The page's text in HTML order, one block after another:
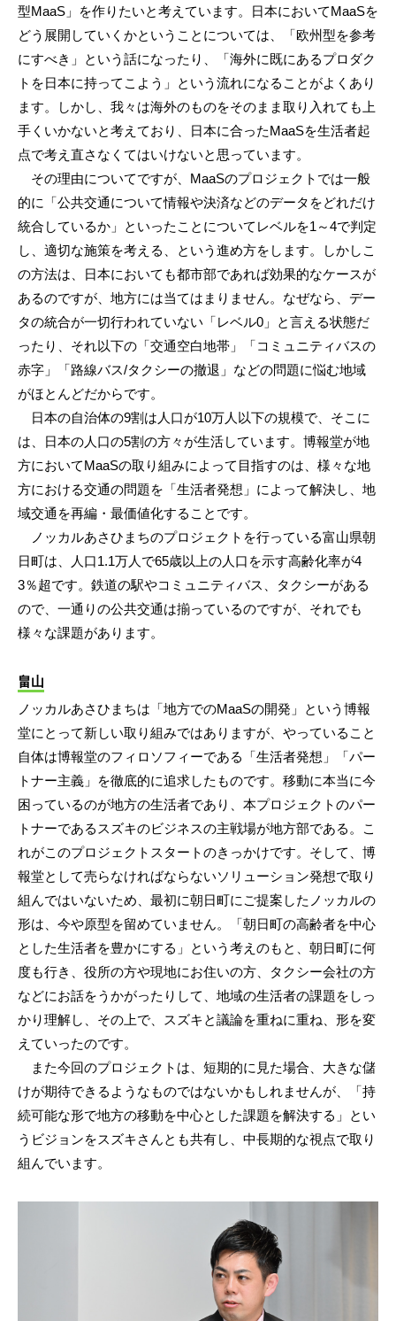
型MaaS」を作りたいと考えています。日本においてMaaSを
どう展開していくかということについては、「欧州型を参考
にすべき」という話になったり、「海外に既にあるプロダク
トを日本に持ってこよう」という流れになることがよくあり
ます。しかし、我々は海外のものをそのまま取り入れても上
手くいかないと考えており、日本に合ったMaaSを生活者起
点で考え直さなくてはいけないと思っています。
その理由についてですが、MaaSのプロジェクトでは一般
的に「公共交通について情報や決済などのデータをどれだけ
統合しているか」といったことについてレベルを1～4で判定
し、適切な施策を考える、という進め方をします。しかしこ
の方法は、日本においても都市部であれば効果的なケースが
あるのですが、地方には当てはまりません。なぜなら、デー
タの統合が一切行われていない「レベル0」と言える状態だ
ったり、それ以下の「交通空白地帯」「コミュニティバスの
赤字」「路線バス/タクシーの撤退」などの問題に悩む地域
がほとんどだからです。
日本の自治体の9割は人口が10万人以下の規模で、そこに
は、日本の人口の5割の方々が生活しています。博報堂が地
方においてMaaSの取り組みによって目指すのは、様々な地
方における交通の問題を「生活者発想」によって解決し、地
域交通を再編・最価値化することです。
ノッカルあさひまちのプロジェクトを行っている富山県朝
日町は、人口1.1万人で65歳以上の人口を示す高齢化率が4
3％超です。鉄道の駅やコミュニティバス、タクシーがある
ので、一通りの公共交通は揃っているのですが、それでも
様々な課題があります。
畠山
ノッカルあさひまちは「地方でのMaaSの開発」という博報
堂にとって新しい取り組みではありますが、やっていること
自体は博報堂のフィロソフィーである「生活者発想」「パー
トナー主義」を徹底的に追求したものです。移動に本当に今
困っているのが地方の生活者であり、本プロジェクトのパー
トナーであるスズキのビジネスの主戦場が地方部である。こ
れがこのプロジェクトスタートのきっかけです。そして、博
報堂として売らなければならないソリューション発想で取り
組んではいないため、最初に朝日町にご提案したノッカルの
形は、今や原型を留めていません。「朝日町の高齢者を中心
とした生活者を豊かにする」という考えのもと、朝日町に何
度も行き、役所の方や現地にお住いの方、タクシー会社の方
などにお話をうかがったりして、地域の生活者の課題をしっ
かり理解し、その上で、スズキと議論を重ねに重ね、形を変
えていったのです。
また今回のプロジェクトは、短期的に見た場合、大きな儲
けが期待できるようなものではないかもしれませんが、「持
続可能な形で地方の移動を中心とした課題を解決する」とい
うビジョンをスズキさんとも共有し、中長期的な視点で取り
組んでいます。